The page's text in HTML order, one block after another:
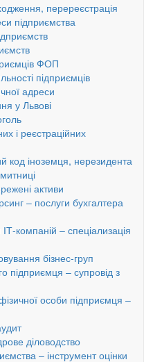
перереєстрація
підприємства
ФОП
підприємців
адреси
у Львові
і реєстраційних
код іноземця, нерезидента
активи
– послуги бухгалтера
компаній – спеціализація
бізнес-груп
підприємця – супровід з
особи підприємця –
діловодство
– інструмент оцінки